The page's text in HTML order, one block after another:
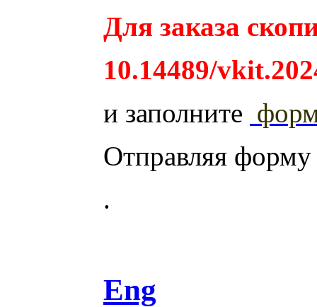
Для заказа
10.14489/
и заполните
Отправляя
.
Eng